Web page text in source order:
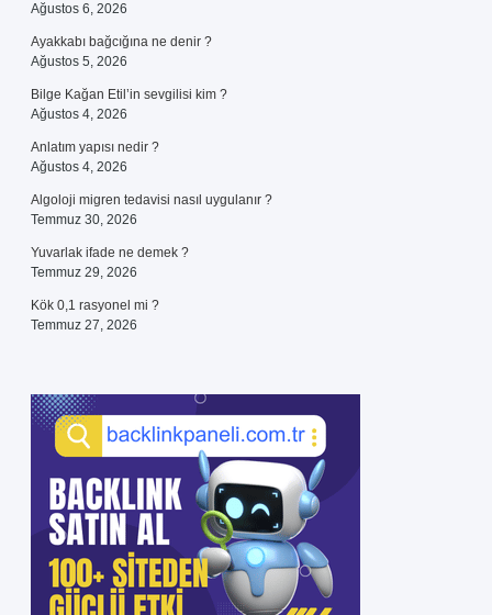
Ağustos 6, 2026
Ayakkabı bağcığına ne denir ?
Ağustos 5, 2026
Bilge Kağan Etil’in sevgilisi kim ?
Ağustos 4, 2026
Anlatım yapısı nedir ?
Ağustos 4, 2026
Algoloji migren tedavisi nasıl uygulanır ?
Temmuz 30, 2026
Yuvarlak ifade ne demek ?
Temmuz 29, 2026
Kök 0,1 rasyonel mi ?
Temmuz 27, 2026